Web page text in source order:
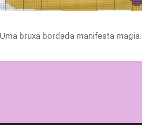
Uma bruxa bordada manifesta magia.